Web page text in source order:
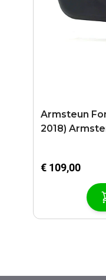
Armsteun
2018)
€ 109,00